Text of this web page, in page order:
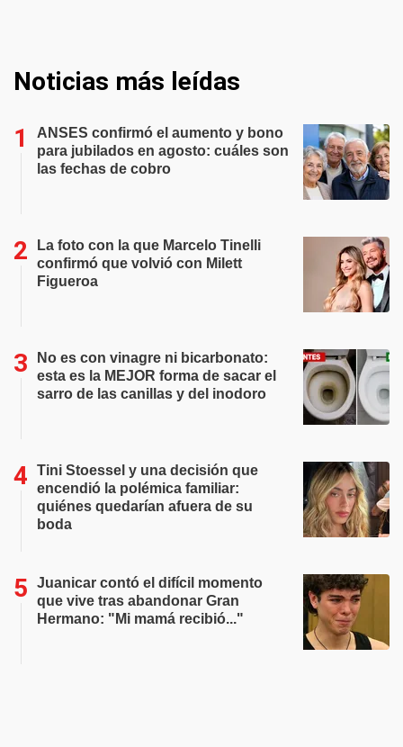
Noticias más leídas
ANSES confirmó el aumento y bono
para jubilados en agosto: cuáles son
las fechas de cobro
La foto con la que Marcelo Tinelli
confirmó que volvió con Milett
Figueroa
No es con vinagre ni bicarbonato:
esta es la MEJOR forma de sacar el
sarro de las canillas y del inodoro
Tini Stoessel y una decisión que
encendió la polémica familiar:
quiénes quedarían afuera de su
boda
Juanicar contó el difícil momento
que vive tras abandonar Gran
Hermano: "Mi mamá recibió..."